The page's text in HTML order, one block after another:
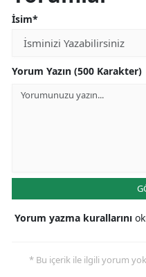
İsim*
Yorum Yazın (500 Karakter)
Yorum yazma kurallarını
* Bu içerik ile ilgili yorum